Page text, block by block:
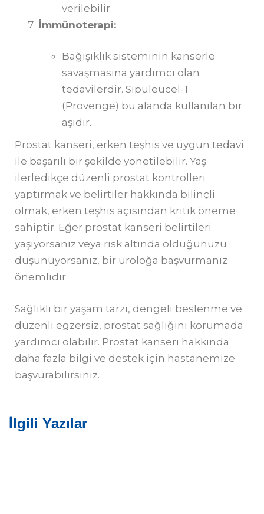
verilebilir.
İmmünoterapi:
Bağışıklık sisteminin kanserle
savaşmasına yardımcı olan
tedavilerdir. Sipuleucel-T
(Provenge) bu alanda kullanılan bir
aşıdır.
Prostat kanseri, erken teşhis ve uygun tedavi
ile başarılı bir şekilde yönetilebilir. Yaş
ilerledikçe düzenli prostat kontrolleri
yaptırmak ve belirtiler hakkında bilinçli
olmak, erken teşhis açısından kritik öneme
sahiptir. Eğer prostat kanseri belirtileri
yaşıyorsanız veya risk altında olduğunuzu
düşünüyorsanız, bir üroloğa başvurmanız
önemlidir.
Sağlıklı bir yaşam tarzı, dengeli beslenme ve
düzenli egzersiz, prostat sağlığını korumada
yardımcı olabilir. Prostat kanseri hakkında
daha fazla bilgi ve destek için hastanemize
başvurabilirsiniz.
İlgili Yazılar